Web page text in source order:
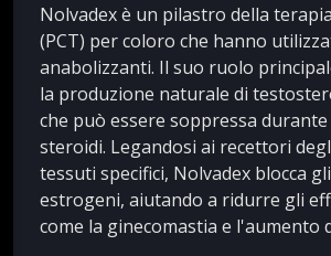
Nolvadex è un pilastro della
(PCT) per coloro che hanno
anabolizzanti. Il suo ruolo
la produzione naturale di
che può essere soppressa durante
steroidi. Legandosi ai recettori
tessuti specifici, Nolvadex blocca
estrogeni, aiutando a ridurre gli
come la ginecomastia e l'aumento